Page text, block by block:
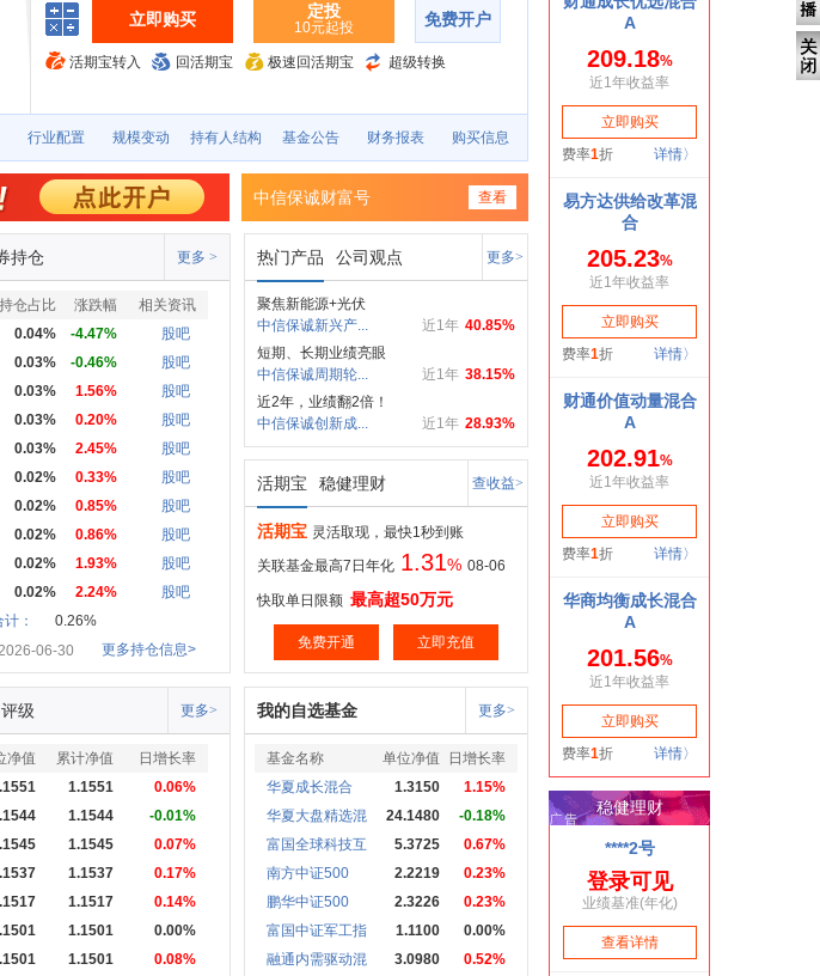
立即购买 定投
10元起投 免费开户
活期宝转入 回活期宝 极速回活期宝 超级转换
行业配置 规模变动 持有人结构 基金公告 财务报表 购买信息
中信保诚财富号 查看
持仓 更多 >
持仓占比 涨跌幅
相关资讯
0.04% -4.47%
股吧
0.03% -0.46%
股吧
0.03% 1.56%
股吧
0.03% 0.20%
股吧
0.03% 2.45%
股吧
0.02% 0.33%
股吧
0.02% 0.85%
股吧
0.02% 0.86%
股吧
0.02% 1.93%
股吧
0.02% 2.24%
股吧
：
0.26%
06-30
更多持仓信息>
热门产品 公司观点 更多>
聚焦新能源+光伏
40.85%
近1年
中信保诚新兴产...
短期、长期业绩亮眼
38.15%
近1年
中信保诚周期轮...
近2年，业绩翻2倍！
28.93%
近1年
中信保诚创新成...
活期宝 稳健理财 查收益>
活期宝 灵活取现，最快1秒到账
关联基金最高7日年化 1.31% 08-06
快取单日限额 最高超50万元
免费开通 立即充值
评级 更多>
净值 累计净值
日增长率
1.1551
0.06%
1.1544
-0.01%
1.1545
0.07%
1.1537
0.17%
1.1517
0.14%
1.1501
0.00%
1.1501
0.08%
我的自选基金 更多>
基金名称 单位净值
日增长率
华夏成长混合
1.3150
1.15%
华夏大盘精选混
24.1480
-0.18%
富国全球科技互
5.3725
0.67%
南方中证500
2.2219
0.23%
鹏华中证500
2.3226
0.23%
富国中证军工指
1.1100
0.00%
融通内需驱动混
3.0980
0.52%